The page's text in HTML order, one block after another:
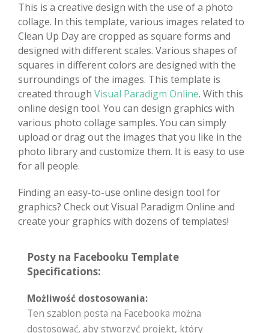
This is a creative design with the use of a photo
collage. In this template, various images related to
Clean Up Day are cropped as square forms and
designed with different scales. Various shapes of
squares in different colors are designed with the
surroundings of the images. This template is
created through Visual Paradigm Online. With this
online design tool. You can design graphics with
various photo collage samples. You can simply
upload or drag out the images that you like in the
photo library and customize them. It is easy to use
for all people.
Finding an easy-to-use online design tool for
graphics? Check out Visual Paradigm Online and
create your graphics with dozens of templates!
Posty na Facebooku Template
Specifications:
Możliwość dostosowania:
Ten szablon posta na Facebooka można
dostosować, aby stworzyć projekt, który